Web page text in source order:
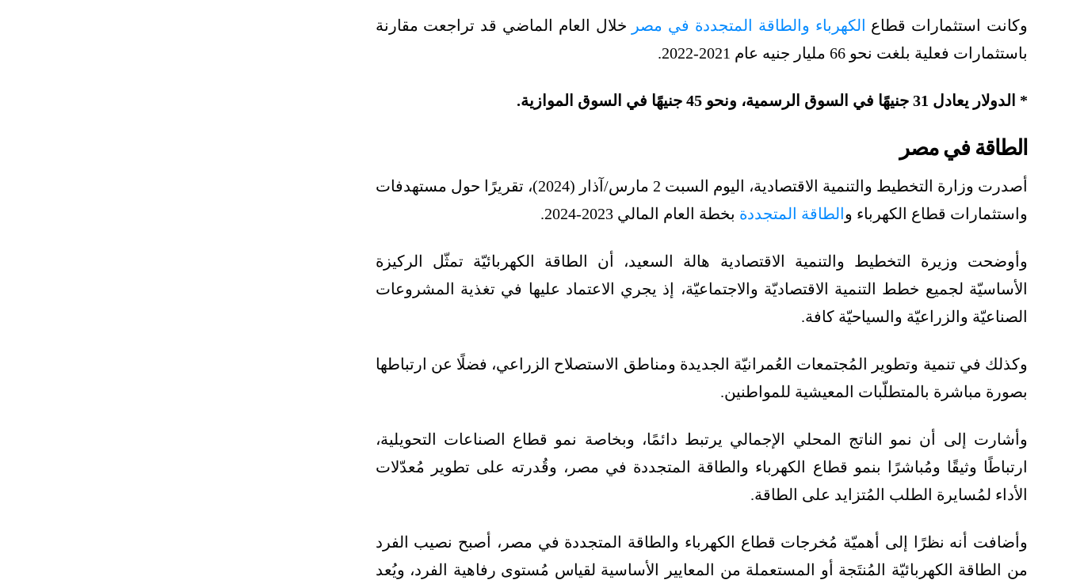
وكانت استثمارات قطاع الكهرباء والطاقة المتجددة في مصر خلال العام الماضي قد تراجعت مقارنة
باستثمارات فعلية بلغت نحو 66 مليار جنيه عام 2021-2022.
* الدولار يعادل 31 جنيهًا في السوق الرسمية، ونحو 45 جنيهًا في السوق الموازية.
الطاقة في مصر
أصدرت وزارة التخطيط والتنمية الاقتصادية، اليوم السبت 2 مارس/آذار (2024)، تقريرًا حول مستهدفات
واستثمارات قطاع الكهرباء و الطاقة المتجددة بخطة العام المالي 2023-2024.
وأوضحت وزيرة التخطيط والتنمية الاقتصادية هالة السعيد، أن الطاقة الكهربائيّة تمثّل الركيزة
الأساسيّة لجميع خطط التنمية الاقتصاديّة والاجتماعيّة، إذ يجري الاعتماد عليها في تغذية المشروعات
الصناعيّة والزراعيّة والسياحيّة كافة.
وكذلك في تنمية وتطوير المُجتمعات العُمرانيّة الجديدة ومناطق الاستصلاح الزراعي، فضلًا عن ارتباطها
بصورة مباشرة بالمتطلّبات المعيشية للمواطنين.
وأشارت إلى أن نمو الناتج المحلي الإجمالي يرتبط دائمًا، وبخاصة نمو قطاع الصناعات التحويلية،
ارتباطًا وثيقًا ومُباشرًا بنمو قطاع الكهرباء والطاقة المتجددة في مصر، وقُدرته على تطوير مُعدّلات
الأداء لمُسايرة الطلب المُتزايد على الطاقة.
وأضافت أنه نظرًا إلى أهميّة مُخرجات قطاع الكهرباء والطاقة المتجددة في مصر، أصبح نصيب الفرد
من الطاقة الكهربائيّة المُنتَجة أو المستعملة من المعايير الأساسية لقياس مُستوى رفاهية الفرد، ويُعد